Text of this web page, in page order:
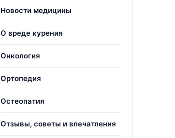
Новости медицины
О вреде курения
Онкология
Ортопедия
Остеопатия
Отзывы, советы и впечатления